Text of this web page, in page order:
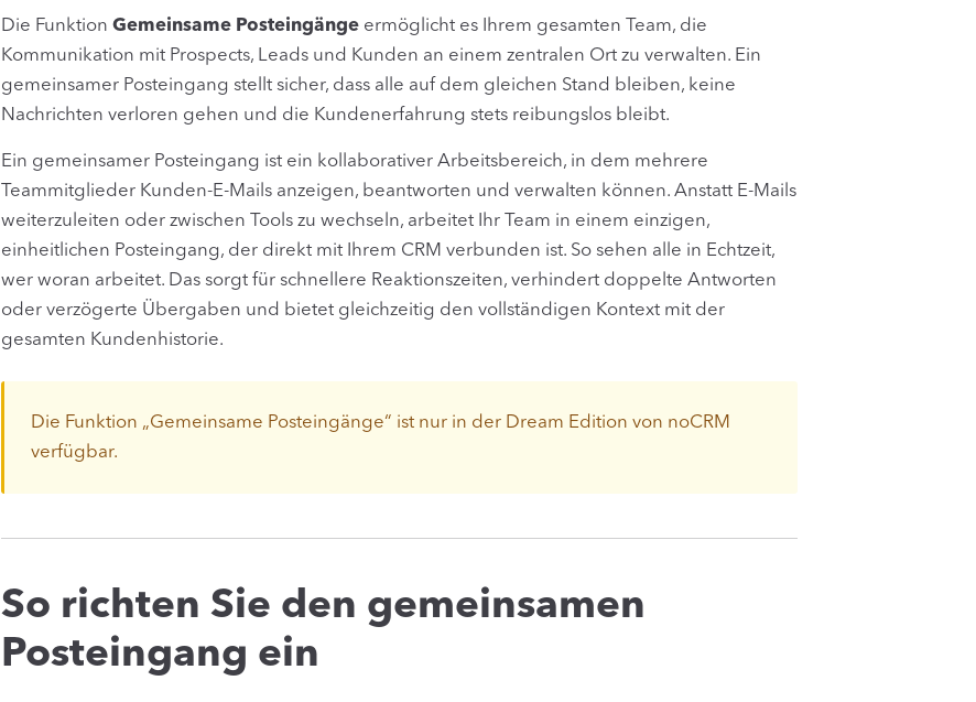
Die Funktion Gemeinsame Posteingänge ermöglicht es Ihrem gesamten Team, die
Kommunikation mit Prospects, Leads und Kunden an einem zentralen Ort zu verwalten. Ein
gemeinsamer Posteingang stellt sicher, dass alle auf dem gleichen Stand bleiben, keine
Nachrichten verloren gehen und die Kundenerfahrung stets reibungslos bleibt.
Ein gemeinsamer Posteingang ist ein kollaborativer Arbeitsbereich, in dem mehrere
Teammitglieder Kunden-E-Mails anzeigen, beantworten und verwalten können. Anstatt E-Mails
weiterzuleiten oder zwischen Tools zu wechseln, arbeitet Ihr Team in einem einzigen,
einheitlichen Posteingang, der direkt mit Ihrem CRM verbunden ist. So sehen alle in Echtzeit,
wer woran arbeitet. Das sorgt für schnellere Reaktionszeiten, verhindert doppelte Antworten
oder verzögerte Übergaben und bietet gleichzeitig den vollständigen Kontext mit der
gesamten Kundenhistorie.
Die Funktion „Gemeinsame Posteingänge“ ist nur in der Dream Edition von noCRM
verfügbar.
So richten Sie den gemeinsamen
Posteingang ein